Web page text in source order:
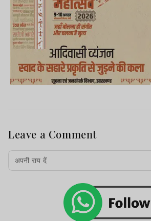
Leave a Comment